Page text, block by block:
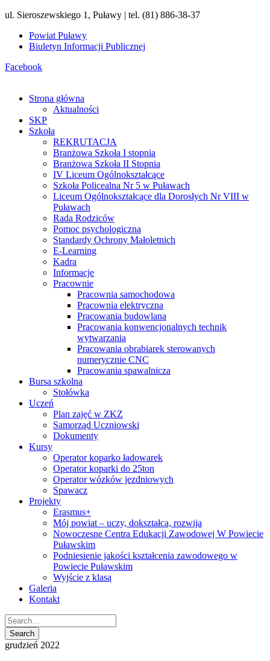
ul. Sieroszewskiego 1, Puławy | tel. (81) 886-38-37
Powiat Puławy
Biuletyn Informacji Publicznej
Facebook
Strona główna
Aktualności
SKP
Szkoła
REKRUTACJA
Branżowa Szkoła I stopnia
Branżowa Szkoła II Stopnia
IV Liceum Ogólnokształcące
Szkoła Policealna Nr 5 w Puławach
Liceum Ogólnokształcące dla Dorosłych Nr VIII w
Puławach
Rada Rodziców
Pomoc psychologiczna
Standardy Ochrony Małoletnich
E-Learning
Kadra
Informacje
Pracownie
Pracownia samochodowa
Pracownia elektryczna
Pracowania budowlana
Pracowania konwencjonalnych technik
wytwarzania
Pracowania obrabiarek sterowanych
numerycznie CNC
Pracowania spawalnicza
Bursa szkolna
Stołówka
Uczeń
Plan zajęć w ZKZ
Samorząd Uczniowski
Dokumenty
Kursy
Operator koparko ładowarek
Operator koparki do 25ton
Operator wózków jezdniowych
Spawacz
Projekty
Erasmus+
Mój powiat – uczy, dokształca, rozwija
Nowoczesne Centra Edukacji Zawodowej W Powiecie
Puławskim
Podniesienie jakości kształcenia zawodowego w
Powiecie Puławskim
Wyjście z klasą
Galeria
Kontakt
grudzień 2022